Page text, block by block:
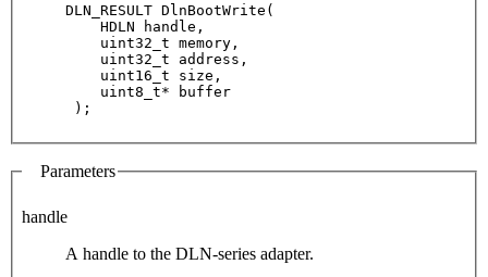
DLN_RESULT DlnBootWrite(
    HDLN handle,
    uint32_t memory,
    uint32_t address,
    uint16_t size,
    uint8_t* buffer
Parameters
handle
A handle to the DLN-series adapter.